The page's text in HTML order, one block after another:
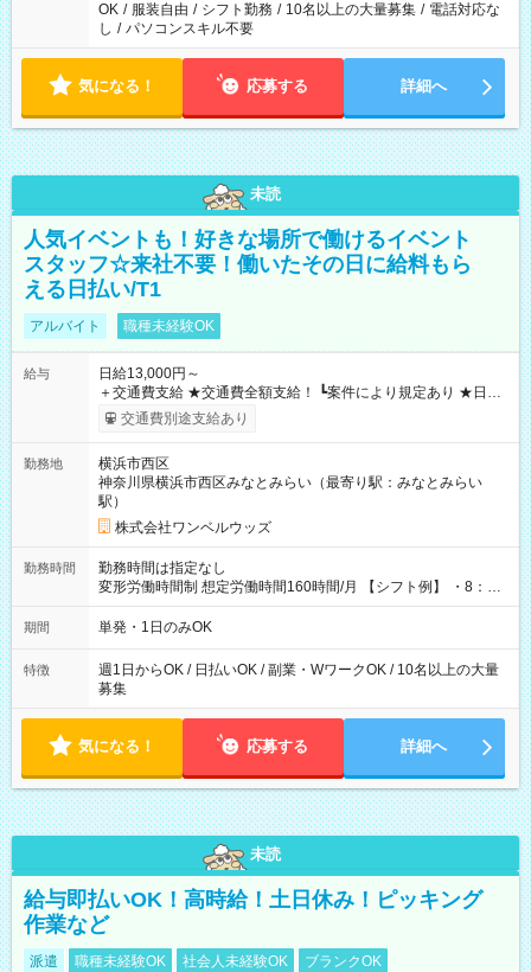
OK / 服装自由 / シフト勤務 / 10名以上の大量募集 / 電話対応な
し / パソコンスキル不要
気になる！ 応募する 詳細へ
未読
人気イベントも！好きな場所で働けるイベント
スタッフ☆来社不要！働いたその日に給料もら
える日払い/T1
アルバイト 職種未経験OK
給与
日給13,000円～
＋交通費支給 ★交通費全額支給！ ┗案件により規定あり ★日払
いOK！（規定あり） ┗働いたその日に現金GET♪ お仕事後はコ
ンビニATMから 日払い分を引き落とせます！ 【試用期間】試
交通費別途支給あり
勤務地
横浜市西区
神奈川県横浜市西区みなとみらい（最寄り駅：みなとみらい
駅）
株式会社ワンベルウッズ
勤務時間
勤務時間は指定なし
変形労働時間制 想定労働時間160時間/月 【シフト例】 ・8：00
～21：00
期間 単発・1日のみOK
特徴
週1日からOK / 日払いOK / 副業・WワークOK / 10名以上の大量
募集
気になる！ 応募する 詳細へ
未読
給与即払いOK！高時給！土日休み！ピッキング
作業など
派遣 職種未経験OK 社会人未経験OK
ブランクOK